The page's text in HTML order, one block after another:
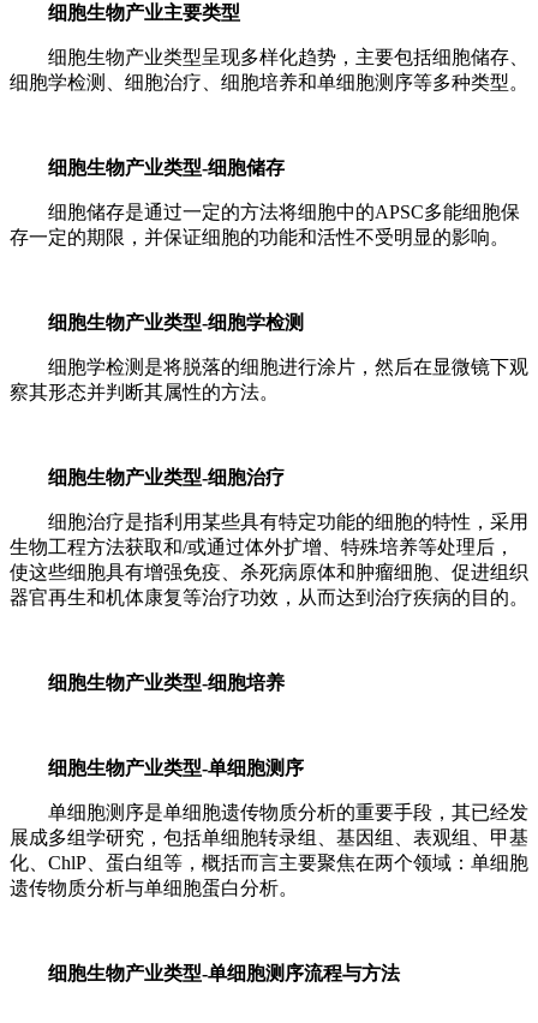
细胞生物产业主要类型
细胞生物产业类型呈现多样化趋势，主要包括细胞储存、
细胞学检测、细胞治疗、细胞培养和单细胞测序等多种类型。
细胞生物产业类型-细胞储存
细胞储存是通过一定的方法将细胞中的APSC多能细胞保
存一定的期限，并保证细胞的功能和活性不受明显的影响。
细胞生物产业类型-细胞学检测
细胞学检测是将脱落的细胞进行涂片，然后在显微镜下观
察其形态并判断其属性的方法。
细胞生物产业类型-细胞治疗
细胞治疗是指利用某些具有特定功能的细胞的特性，采用
生物工程方法获取和/或通过体外扩增、特殊培养等处理后，
使这些细胞具有增强免疫、杀死病原体和肿瘤细胞、促进组织
器官再生和机体康复等治疗功效，从而达到治疗疾病的目的。
细胞生物产业类型-细胞培养
细胞生物产业类型-单细胞测序
单细胞测序是单细胞遗传物质分析的重要手段，其已经发
展成多组学研究，包括单细胞转录组、基因组、表观组、甲基
化、ChlP、蛋白组等，概括而言主要聚焦在两个领域：单细胞
遗传物质分析与单细胞蛋白分析。
细胞生物产业类型-单细胞测序流程与方法